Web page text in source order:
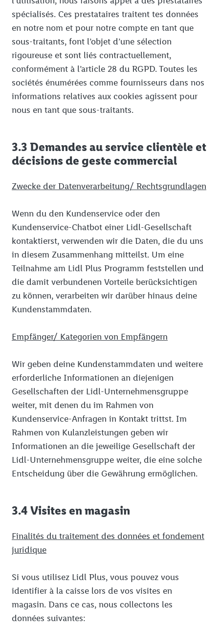
spécialisés. Ces prestataires traitent tes données
en notre nom et pour notre compte en tant que
sous-traitants, font l’objet d’une sélection
rigoureuse et sont liés contractuellement,
conformément à l’article 28 du RGPD. Toutes les
sociétés énumérées comme fournisseurs dans nos
informations relatives aux cookies agissent pour
nous en tant que sous-traitants.
3.3 Demandes au service clientèle et
décisions de geste commercial
Zwecke der Datenverarbeitung/ Rechtsgrundlagen
Wenn du den Kundenservice oder den
Kundenservice-Chatbot einer Lidl-Gesellschaft
kontaktierst, verwenden wir die Daten, die du uns
in diesem Zusammenhang mitteilst. Um eine
Teilnahme am Lidl Plus Programm feststellen und
die damit verbundenen Vorteile berücksichtigen
zu können, verarbeiten wir darüber hinaus deine
Kundenstammdaten.
Empfänger/ Kategorien von Empfängern
Wir geben deine Kundenstammdaten und weitere
erforderliche Informationen an diejenigen
Gesellschaften der Lidl-Unternehmensgruppe
weiter, mit denen du im Rahmen von
Kundenservice-Anfragen in Kontakt trittst. Im
Rahmen von Kulanzleistungen geben wir
Informationen an die jeweilige Gesellschaft der
Lidl-Unternehmensgruppe weiter, die eine solche
Entscheidung über die Gewährung ermöglichen.
3.4 Visites en magasin
Finalités du traitement des données et fondement
juridique
Si vous utilisez Lidl Plus, vous pouvez vous
identifier à la caisse lors de vos visites en
magasin. Dans ce cas, nous collectons les
données suivantes: